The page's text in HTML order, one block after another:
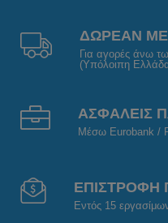
ΔΩΡΕΑΝ
Για αγορές άνω
(Υπόλοιπη
ΑΣΦΑΛΕΙΣ
Μέσω Eurobank /
ΕΠΙΣΤΡΟΦΗ
Εντός 15